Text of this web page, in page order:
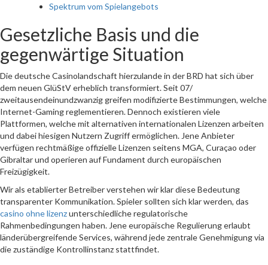
Spektrum vom Spielangebots
Gesetzliche Basis und die
gegenwärtige Situation
Die deutsche Casinolandschaft hierzulande in der BRD hat sich über
dem neuen GlüStV erheblich transformiert. Seit 07/
zweitausendeinundzwanzig greifen modifizierte Bestimmungen, welche
Internet-Gaming reglementieren. Dennoch existieren viele
Plattformen, welche mit alternativen internationalen Lizenzen arbeiten
und dabei hiesigen Nutzern Zugriff ermöglichen. Jene Anbieter
verfügen rechtmäßige offizielle Lizenzen seitens MGA, Curaçao oder
Gibraltar und operieren auf Fundament durch europäischen
Freizügigkeit.
Wir als etablierter Betreiber verstehen wir klar diese Bedeutung
transparenter Kommunikation. Spieler sollten sich klar werden, das
casino ohne lizenzunterschiedliche regulatorische
Rahmenbedingungen haben. Jene europäische Regulierung erlaubt
länderübergreifende Services, während jede zentrale Genehmigung via
die zuständige Kontrollinstanz stattfindet.